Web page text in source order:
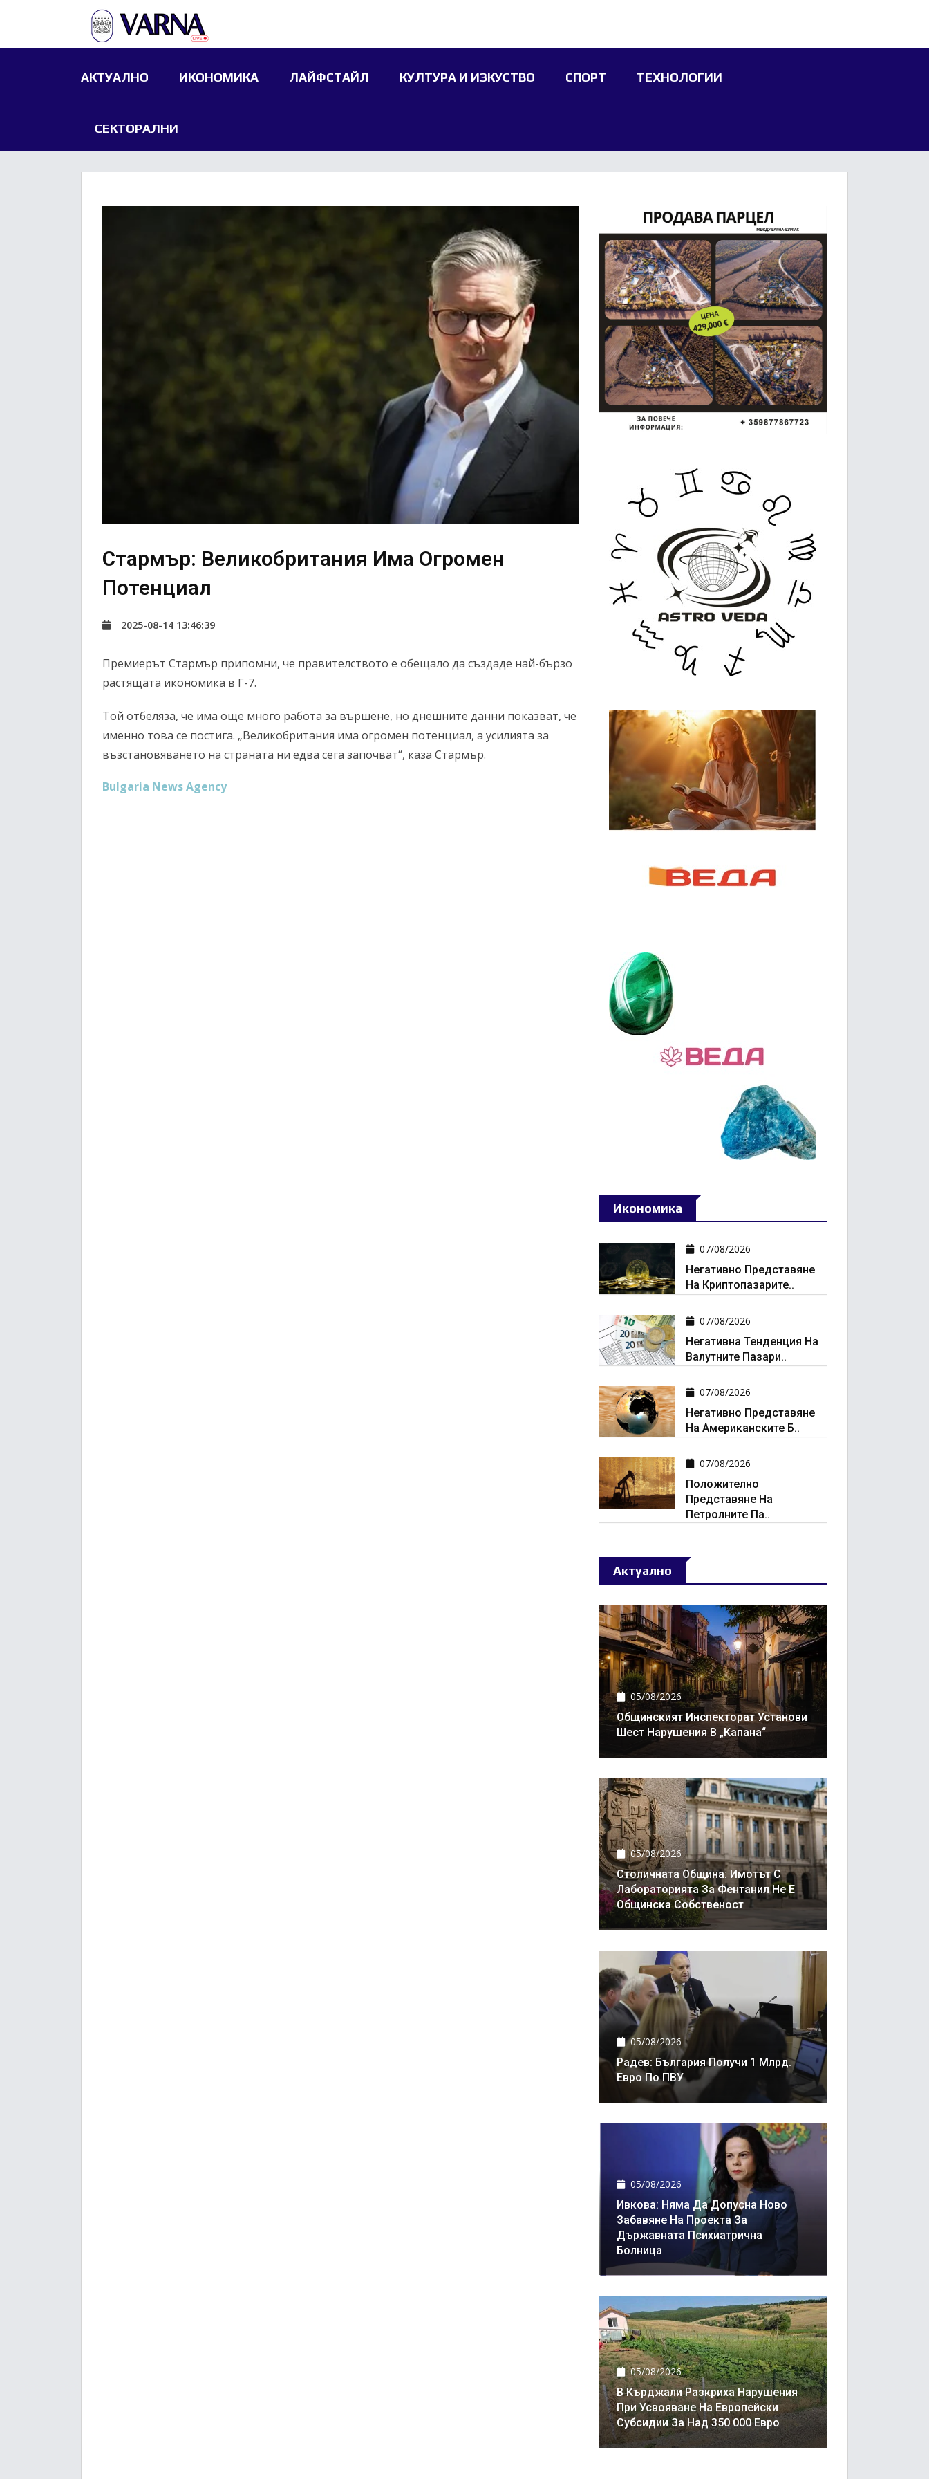
АКТУАЛНО ИКОНОМИКА ЛАЙФСТАЙЛ КУЛТУРА И ИЗКУСТВО СПОРТ ТЕХНОЛОГИИ
СЕКТОРАЛНИ
Стармър: Великобритания Има Огромен
Потенциал
2025-08-14 13:46:39
Премиерът Стармър припомни, че правителството е обещало да създаде най-бързо
растящата икономика в Г-7.
Той отбеляза, че има още много работа за вършене, но днешните данни показват, че
именно това се постига. „Великобритания има огромен потенциал, а усилията за
възстановяването на страната ни едва сега започват“, каза Стармър.
Bulgaria News Agency
Икономика
07/08/2026
Негативно Представяне
На Криптопазарите..
07/08/2026
Негативна Тенденция На
Валутните Пазари..
07/08/2026
Негативно Представяне
На Американските Б..
07/08/2026
Положително
Представяне На
Петролните Па..
Актуално
05/08/2026
Общинският Инспекторат Установи
Шест Нарушения В „Капана“
05/08/2026
Столичната Община: Имотът С
Лабораторията За Фентанил Не Е
Общинска Собственост
05/08/2026
Радев: България Получи 1 Млрд.
Евро По ПВУ
05/08/2026
Ивкова: Няма Да Допусна Ново
Забавяне На Проекта За
Държавната Психиатрична
Болница
05/08/2026
В Кърджали Разкриха Нарушения
При Усвояване На Европейски
Субсидии За Над 350 000 Евро